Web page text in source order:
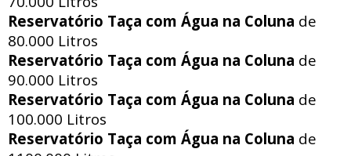
Reservatório Taça com Água na Coluna de
80.000 Litros
Reservatório Taça com Água na Coluna de
90.000 Litros
Reservatório Taça com Água na Coluna de
100.000 Litros
Reservatório Taça com Água na Coluna de